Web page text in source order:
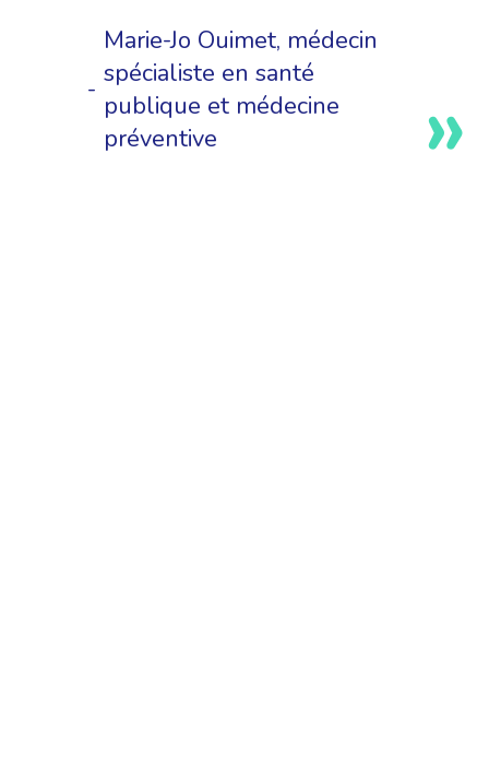
Marie-Jo Ouimet, médecin
spécialiste en santé
publique et médecine
préventive